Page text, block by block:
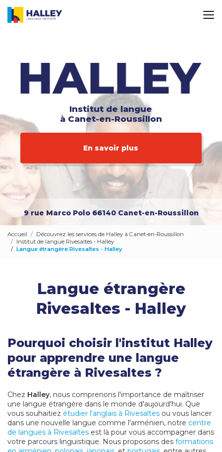
contenu
Institut de langue
à Canet-en-Roussillon
En savoir plus
9 rue Marco Polo 66140 Canet-en-Roussillon
Accueil
Découvrez les services de Halley à Canet-en-Roussillon
Institut de langue Rivesaltes - Halley
Langue étrangère Rivesaltes - Halley
Langue étrangère
Rivesaltes - Halley
Pourquoi choisir l'institut Halley
pour apprendre une langue
étrangère à Rivesaltes ?
Chez Halley, nous comprenons l'importance de maîtriser
une langue étrangère dans le monde d'aujourd'hui. Que
vous souhaitiez étudier l'anglais à Rivesaltes ou vous lancer
dans une nouvelle langue comme l'arménien, notre centre
de langues à Rivesaltes est là pour vous accompagner dans
votre parcours linguistique. Nous proposons des formations